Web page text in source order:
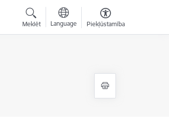
Meklēt Language Piekļūstamība